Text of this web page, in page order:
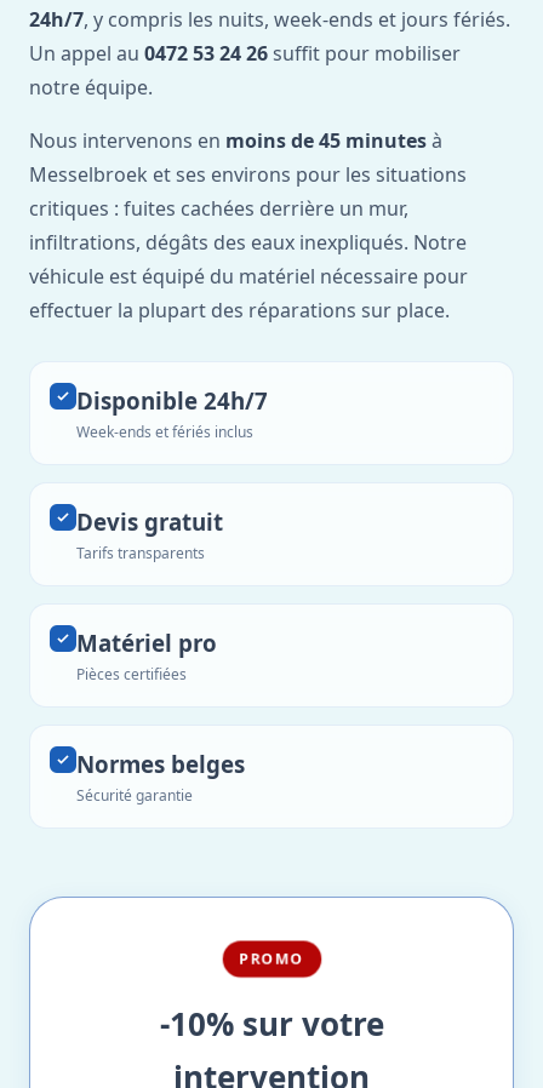
24h/7, y compris les nuits, week-ends et jours fériés.
Un appel au 0472 53 24 26 suffit pour mobiliser
notre équipe.
Nous intervenons en moins de 45 minutesà
Messelbroek et ses environs pour les situations
critiques : fuites cachées derrière un mur,
infiltrations, dégâts des eaux inexpliqués. Notre
véhicule est équipé du matériel nécessaire pour
effectuer la plupart des réparations sur place.
Disponible 24h/7
Week-ends et fériés inclus
Devis gratuit
Tarifs transparents
Matériel pro
Pièces certifiées
Normes belges
Sécurité garantie
PROMO
-10% sur votre
intervention